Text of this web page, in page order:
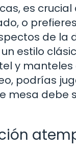
es
o
de la
estilo
y manteles
podrías
mesa debe